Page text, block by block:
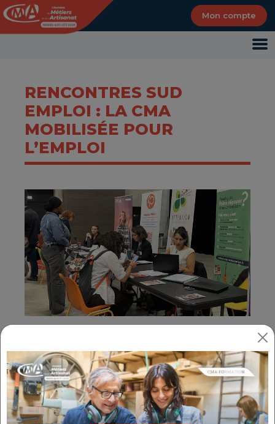
Mon compte
RENCONTRES SUD
EMPLOI : LA CMA
MOBILISÉE POUR
L’EMPLOI
Côte d’Azur a organisé la première édition des
Rencontres Sud Emploi, un événement qui a
réuni près de 150 participants, parmi lesquels
des jeunes issus des missions locales, des
demandeurs d'emploi et des bénéficiaires du
Panneau de gestion des cookies